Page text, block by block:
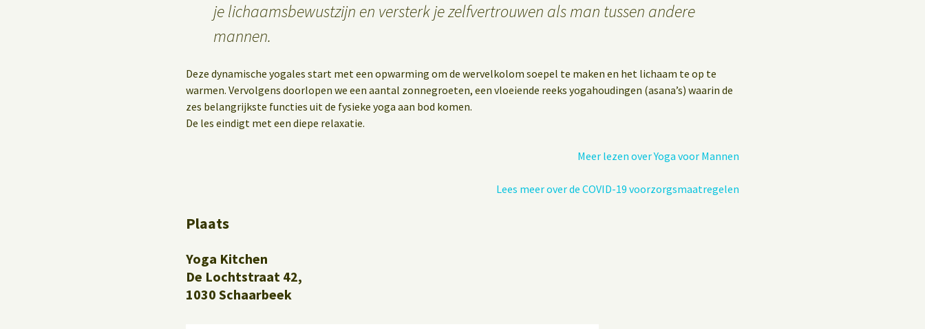
je lichaamsbewustzijn en versterk je zelfvertrouwen als man tussen andere
mannen.
Deze dynamische yogales start met een opwarming om de wervelkolom soepel te maken en het lichaam te op te
warmen. Vervolgens doorlopen we een aantal zonnegroeten, een vloeiende reeks yogahoudingen (asana’s) waarin de
zes belangrijkste functies uit de fysieke yoga aan bod komen.
De les eindigt met een diepe relaxatie.
Meer lezen over Yoga voor Mannen
Lees meer over de COVID-19 voorzorgsmaatregelen
Plaats
Yoga Kitchen
De Lochtstraat 42,
1030 Schaarbeek